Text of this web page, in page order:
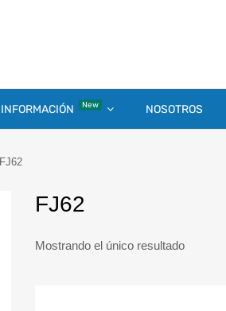
INFORMACIÓN New NOSOTROS
FJ62
FJ62
Mostrando el único resultado